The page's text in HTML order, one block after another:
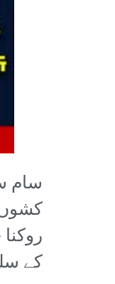
سام
کے